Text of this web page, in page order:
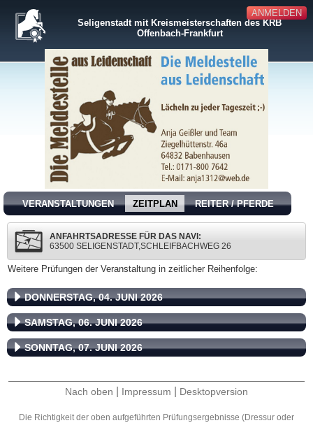
ANMELDEN
Seligenstadt mit Kreismeisterschaften des KRB
Offenbach-Frankfurt
VERANSTALTUNGEN ZEITPLAN REITER / PFERDE
ANFAHRTSADRESSE FÜR DAS NAVI:
63500 SELIGENSTADT,SCHLEIFBACHWEG 26
Weitere Prüfungen der Veranstaltung in zeitlicher Reihenfolge:
DONNERSTAG, 04. JUNI 2026
SAMSTAG, 06. JUNI 2026
SONNTAG, 07. JUNI 2026
Nach oben Impressum Desktopversion
Die Richtigkeit der oben aufgeführten Prüfungsergebnisse (Dressur oder